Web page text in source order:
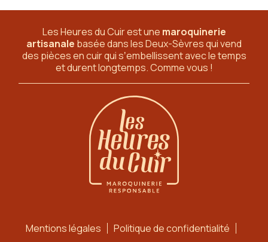
Les Heures du Cuir est une maroquinerie
artisanale basée dans les Deux-Sèvresqui vend
des pièces en cuir qui sʼembellissent avec le temps
et durent longtemps. Comme vous !
Mentions légales Politique de confidentialité